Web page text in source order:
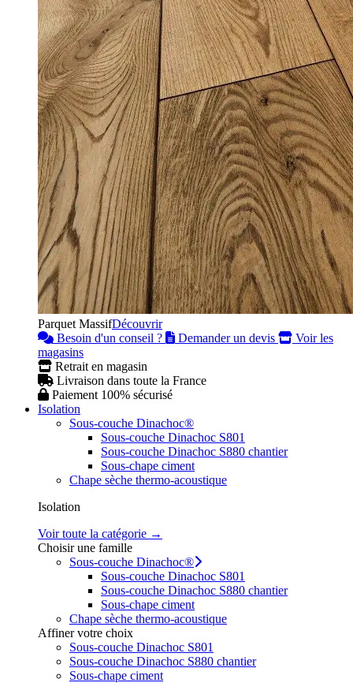
Parquet MassifDécouvrir
Besoin d'un conseil ?
Demander un devis
Voir les
magasins
Retrait en magasin
Livraison dans toute la France
Paiement 100% sécurisé
Isolation
Sous-couche Dinachoc®
Sous-couche Dinachoc S801
Sous-couche Dinachoc S880 chantier
Sous-chape ciment
Chape sèche thermo-acoustique
Isolation
Voir toute la catégorie →
Choisir une famille
Sous-couche Dinachoc®
Sous-couche Dinachoc S801
Sous-couche Dinachoc S880 chantier
Sous-chape ciment
Chape sèche thermo-acoustique
Affiner votre choix
Sous-couche Dinachoc S801
Sous-couche Dinachoc S880 chantier
Sous-chape ciment